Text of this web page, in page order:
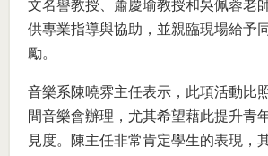
文名譽教授、蕭慶瑜教授和吳佩蓉老
供專業指導與協助，並親臨現場給予
勵。
音樂系陳曉雰主任表示，此項活動比
間音樂會辦理，尤其希望藉此提升青
見度。陳主任非常肯定學生的表現，